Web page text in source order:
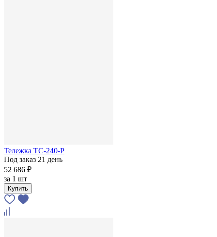
Тележка ТС-240-Р
Под заказ 21 день
52 686 ₽
за 1 шт
Купить